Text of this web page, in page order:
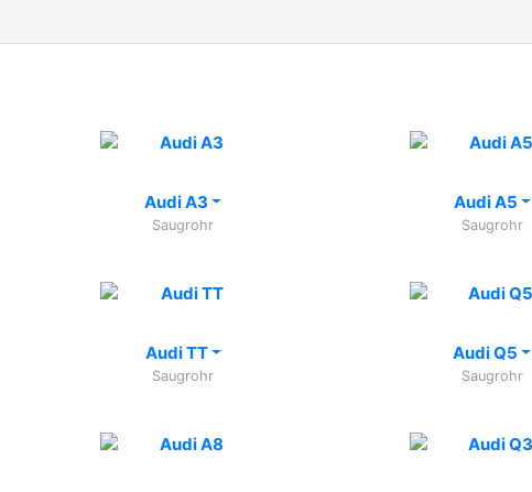
Audi A3
Saugrohr
Audi A5
Saugrohr
Audi TT
Saugrohr
Audi Q5
Saugrohr